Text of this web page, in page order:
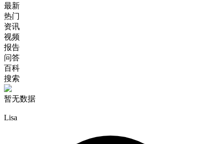
最新
热门
资讯
视频
报告
问答
百科
搜索
暂无数据
Lisa